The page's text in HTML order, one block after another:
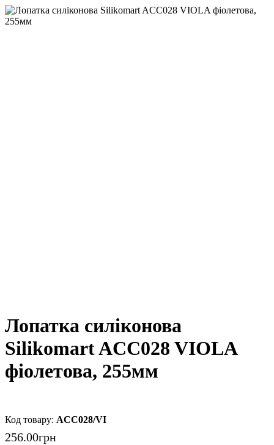
Лопатка силіконова
Silikomart ACC028 VIOLA
фіолетова, 255мм
ACC028/VI
256.00грн